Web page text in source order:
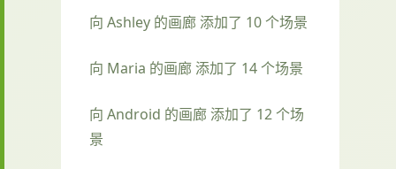
向 Ashley 的画廊 添加了 10 个场景
向 Maria 的画廊 添加了 14 个场景
向 Android 的画廊 添加了 12 个场
景